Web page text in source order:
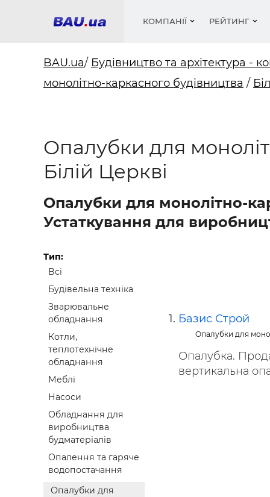
КОМПАНІЇ
Фарби,
РЕЙТИНГ
Меблі
Вікна і
BAU.ua/ Будівництво та архітектура -
монолітно-каркасного будівництва /
Опалубки для
Білій Церкві
Опалубки для монолітно-
Устаткування для
Тип:
Всі
Будівельна техніка
Зварювальне
обладнання
Котли,
теплотехнічне
обладнання
Меблі
Насоси
Обладнання для
виробництва
будматеріалів
Опалення та гаряче
водопостачання
Опалубки для
Базис Строй
Опалубки для
Опалубка.
вертикальна